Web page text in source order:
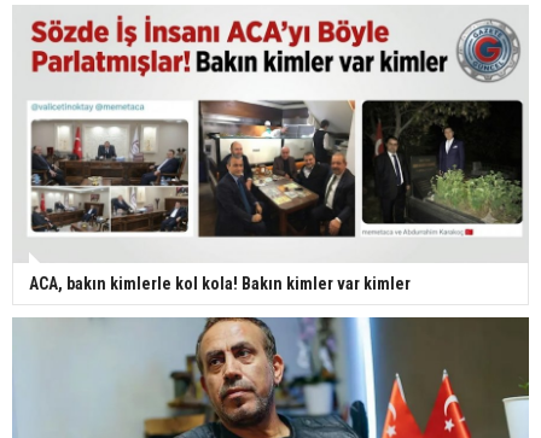
ACA, bakın kimlerle kol kola! Bakın kimler var kimler